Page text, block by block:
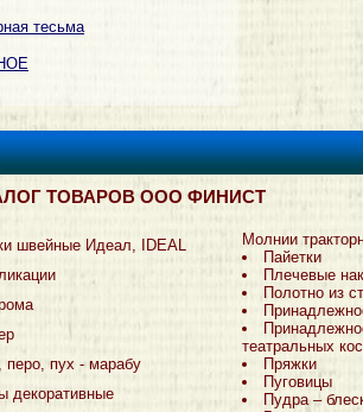
тесьма
ТОВАРОВ ООО ФИНИСТ
швейные Идеал, IDEAL
перо, пух - марабу
декоративные
Молнии
Пайетки
Плечевые
Полотно из
театральных
Пряжки
Пуговицы
Пудра –